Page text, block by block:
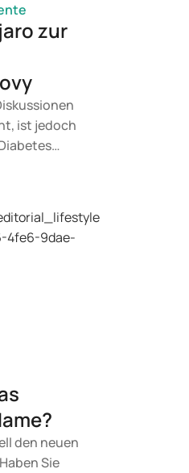
zur
ist jedoch
zur
Sie geeignet
Ihrer
den neuen
Sie